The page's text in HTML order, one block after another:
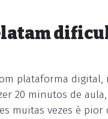
plataforma
20 minutos de
muitas vezes é